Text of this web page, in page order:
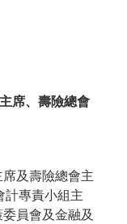
席、壽險總會
及壽險總會主
計專責小組主
員會及金融及